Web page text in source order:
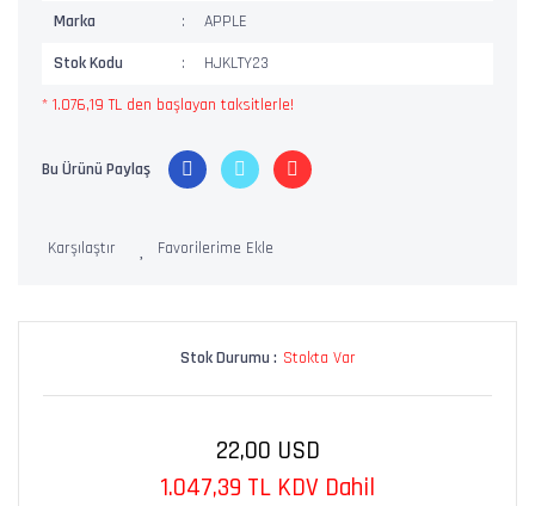
Marka
APPLE
Stok Kodu
HJKLTY23
* 1.076,19 TL den başlayan taksitlerle!
Bu Ürünü Paylaş
Karşılaştır
Stok Durumu : Stokta Var
22,00 USD
1.047,39 TL KDV Dahil